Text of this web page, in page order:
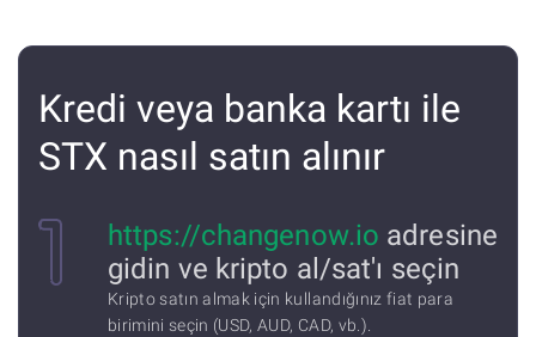
Kredi veya banka kartı ile
STX nasıl satın alınır
https://changenow.io adresine
gidin ve kripto al/sat'ı seçin
Kripto satın almak için kullandığınız fiat para
birimini seçin (USD, AUD, CAD, vb.).